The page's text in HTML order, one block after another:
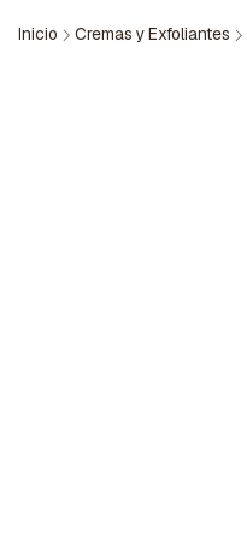
Inicio Cremas y Exfoliantes